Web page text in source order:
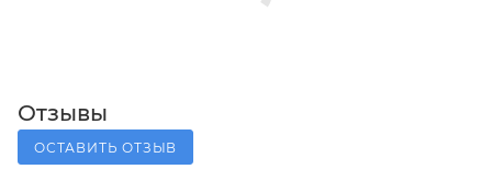
Отзывы
ОСТАВИТЬ ОТЗЫВ